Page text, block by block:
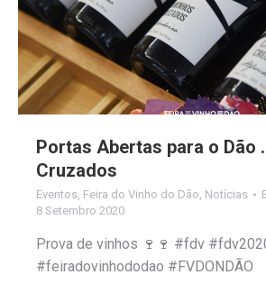
Portas Abertas para o Dão
Cruzados
Eventos, Feira do Vinho do Dão, Notícias
8 Setembro 2020
Prova de vinhos 🍷🍷 #fdv
#feiradovinhododao #FVDONDÃO